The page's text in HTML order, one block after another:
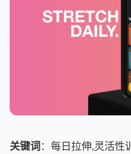
关键词 ：每日拉伸,灵活性